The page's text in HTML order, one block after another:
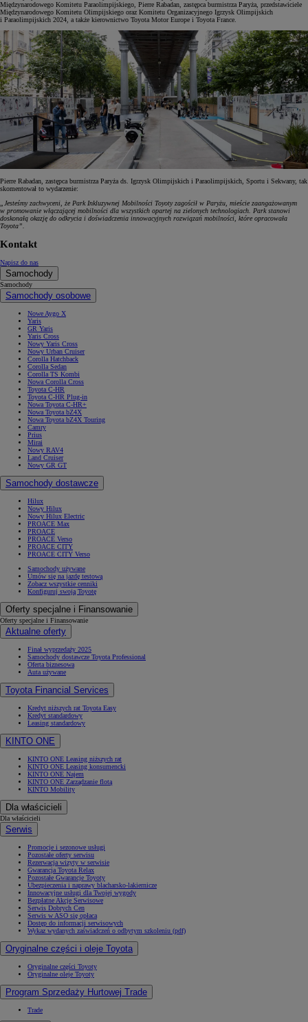
Międzynarodowego Komitetu Paraolimpijskiego, Pierre Rabadan, zastępca burmistrza Paryża, przedstawiciele
Międzynarodowego Komitetu Olimpijskiego oraz Komitetu Organizacyjnego Igrzysk Olimpijskich
i Paraolimpijskich 2024, a także kierownictwo Toyota Motor Europe i Toyota France.
Pierre Rabadan, zastępca burmistrza Paryża ds. Igrzysk Olimpijskich i Paraolimpijskich, Sportu i Sekwany, tak
skomentował to wydarzenie:
„Jesteśmy zachwyceni, że Park Inkluzywnej Mobilności Toyoty zagościł w Paryżu, mieście zaangażowanym
w promowanie włączającej mobilności dla wszystkich opartej na zielonych technologiach. Park stanowi
doskonałą okazję do odkrycia i doświadczenia innowacyjnych rozwiązań mobilności, które opracowała
Toyota”.
Kontakt
Napisz do nas
Samochody
Samochody
Samochody osobowe
Nowe Aygo X
Yaris
GR Yaris
Yaris Cross
Nowy Yaris Cross
Nowy Urban Cruiser
Corolla Hatchback
Corolla Sedan
Corolla TS Kombi
Nowa Corolla Cross
Toyota C-HR
Toyota C-HR Plug-in
Nowa Toyota C-HR+
Nowa Toyota bZ4X
Nowa Toyota bZ4X Touring
Camry
Prius
Mirai
Nowy RAV4
Land Cruiser
Nowy GR GT
Samochody dostawcze
Hilux
Nowy Hilux
Nowy Hilux Electric
PROACE Max
PROACE
PROACE Verso
PROACE CITY
PROACE CITY Verso
Samochody używane
Umów się na jazdę testową
Zobacz wszystkie cenniki
Konfiguruj swoją Toyotę
Oferty specjalne i Finansowanie
Oferty specjalne i Finansowanie
Aktualne oferty
Finał wyprzedaży 2025
Samochody dostawcze Toyota Professional
Oferta biznesowa
Auta używane
Toyota Financial Services
Kredyt niższych rat Toyota Easy
Kredyt standardowy
Leasing standardowy
KINTO ONE
KINTO ONE Leasing niższych rat
KINTO ONE Leasing konsumencki
KINTO ONE Najem
KINTO ONE Zarządzanie flotą
KINTO Mobility
Dla właścicieli
Dla właścicieli
Serwis
Promocje i sezonowe usługi
Pozostałe oferty serwisu
Rezerwacja wizyty w serwisie
Gwarancja Toyota Relax
Pozostałe Gwarancje Toyoty
Ubezpieczenia i naprawy blacharsko-lakiernicze
Innowacyjne usługi dla Twojej wygody
Bezpłatne Akcje Serwisowe
Serwis Dobrych Cen
Serwis w ASO się opłaca
Dostęp do informacji serwisowych
Wykaz wydanych zaświadczeń o odbytym szkoleniu (pdf)
Oryginalne części i oleje Toyota
Oryginalne części Toyoty
Oryginalne oleje Toyoty
Program Sprzedaży Hurtowej Trade
Trade